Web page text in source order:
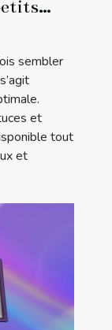
sembler
et
tout
et